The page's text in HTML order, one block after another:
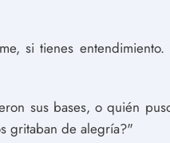
si tienes
sus bases, o quién
gritaban de alegría?"